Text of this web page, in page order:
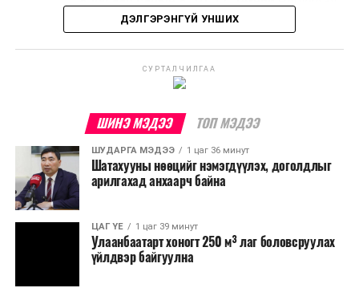
8 дугаар сарын 7, 9, 11, 13, 15-ны
Иргэд, жолооч та бүхэн хуваарийн дагуу шатахуун
түгээх станцуудаар үйлчлүүлнэ үү.
ДЭЛГЭРЭНГҮЙ УНШИХ
СУРТАЛЧИЛГАА
ШИНЭ МЭДЭЭ ТОП МЭДЭЭ
ШУДАРГА МЭДЭЭ 1 цаг 36 минут
Шатахууны нөөцийг нэмэгдүүлэх, доголдлыг
арилгахад анхаарч байна
ЦАГ ҮЕ 1 цаг 39 минут
Улаанбаатарт хоногт 250 м³ лаг боловсруулах
үйлдвэр байгуулна